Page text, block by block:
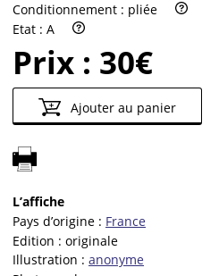
Conditionnement : pliée
Etat : A
Prix : 30€
Ajouter au panier
L’affiche
Pays d’origine : France
Edition : originale
Illustration : anonyme